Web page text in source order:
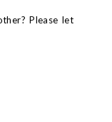
Please let